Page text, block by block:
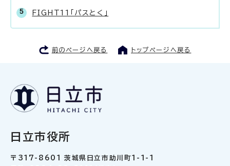
FIGHT11「パスとく」
前のページへ戻る トップページへ戻る
日立市役所
〒317-8601 茨城県日立市助川町1-1-1